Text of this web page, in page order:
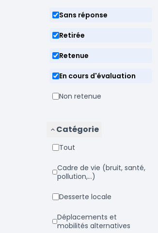
Sans réponse
Retirée
Retenue
En cours d'évaluation
Non retenue
Catégorie
Tout
Cadre de vie (bruit, santé,
pollution,...)
Desserte locale
Déplacements et
mobilités alternatives